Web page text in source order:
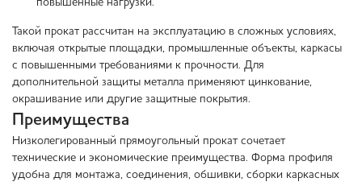
повышенные нагрузки.
Такой прокат рассчитан на эксплуатацию в сложных условиях,
включая открытые площадки, промышленные объекты, каркасы
с повышенными требованиями к прочности. Для
дополнительной защиты металла применяют цинкование,
окрашивание или другие защитные покрытия.
Преимущества
Низколегированный прямоугольный прокат сочетает
технические и экономические преимущества. Форма профиля
удобна для монтажа, соединения, обшивки, сборки каркасных